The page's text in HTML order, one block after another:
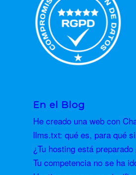
En el Blog
He creado una web con
llms.txt: qué es, para qué
¿Tu hosting está
Tu competencia no se ha